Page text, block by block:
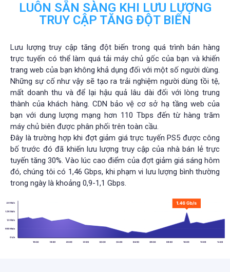
LUÔN SẴN SÀNG KHI LƯU LƯỢNG
TRUY CẬP TĂNG ĐỘT BIẾN
Lưu lượng truy cập tăng đột biến trong quá trình bán hàng
trực tuyến có thể làm quá tải máy chủ gốc của bạn và khiến
trang web của bạn không khả dụng đối với một số người dùng.
Những sự cố như vậy sẽ tạo ra trải nghiệm người dùng tồi tệ,
mất doanh thu và để lại hậu quả lâu dài đối với lòng trung
thành của khách hàng. CDN bảo vệ cơ sở hạ tầng web của
bạn với dung lượng mạng hơn 110 Tbps đến từ hàng trăm
máy chủ biên được phân phối trên toàn cầu.
Đây là trường hợp khi đợt giảm giá trực tuyến PS5 được công
bố trước đó đã khiến lưu lượng truy cập của nhà bán lẻ trực
tuyến tăng 30%. Vào lúc cao điểm của đợt giảm giá sáng hôm
đó, chúng tôi có 1,46 Gbps, khi phạm vi lưu lượng bình thường
trong ngày là khoảng 0,9-1,1 Gbps.